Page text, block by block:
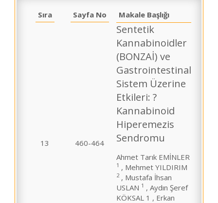
Sıra Sayfa No Makale Başlığı
13 460-464
Sentetik
Kannabinoidler
(BONZAİ) ve
Gastrointestinal
Sistem Üzerine
Etkileri: ?
Kannabinoid
Hiperemezis
Sendromu
Ahmet Tarık EMİNLER
1 , Mehmet YILDIRIM
2, Mustafa İhsan
USLAN 1 , Aydın Şeref
KÖKSAL 1 , Erkan